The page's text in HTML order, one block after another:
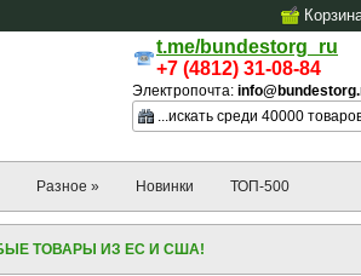
t.me/bundestorg_ru
+7 (4812) 31-08-84
Электропочта:
Разное » Новинки ТОП-500
ТОВАРЫ ИЗ ЕС И США!